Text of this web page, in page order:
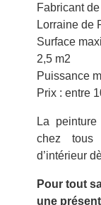
Fabricant
Lorraine de
Surface
2,5 m2
Puissance
Prix : entre
La
chez tous
d’intérieur
Pour tout
une